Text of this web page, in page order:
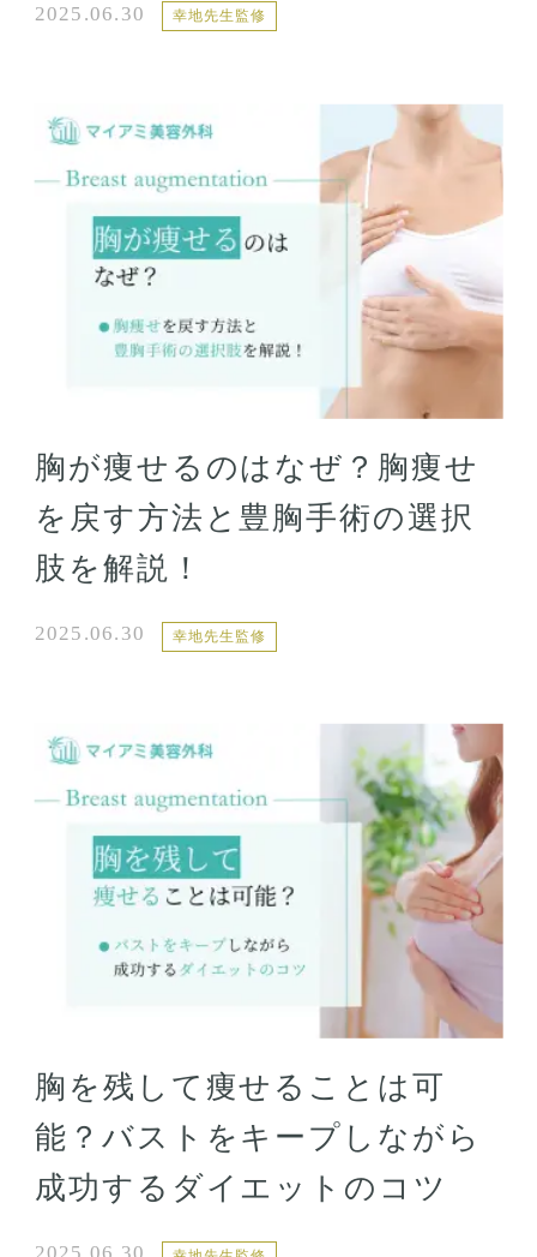
2025.06.30 幸地先生監修
胸が痩せるのはなぜ？胸痩せ
を戻す方法と豊胸手術の選択
肢を解説！
2025.06.30 幸地先生監修
胸を残して痩せることは可
能？バストをキープしながら
成功するダイエットのコツ